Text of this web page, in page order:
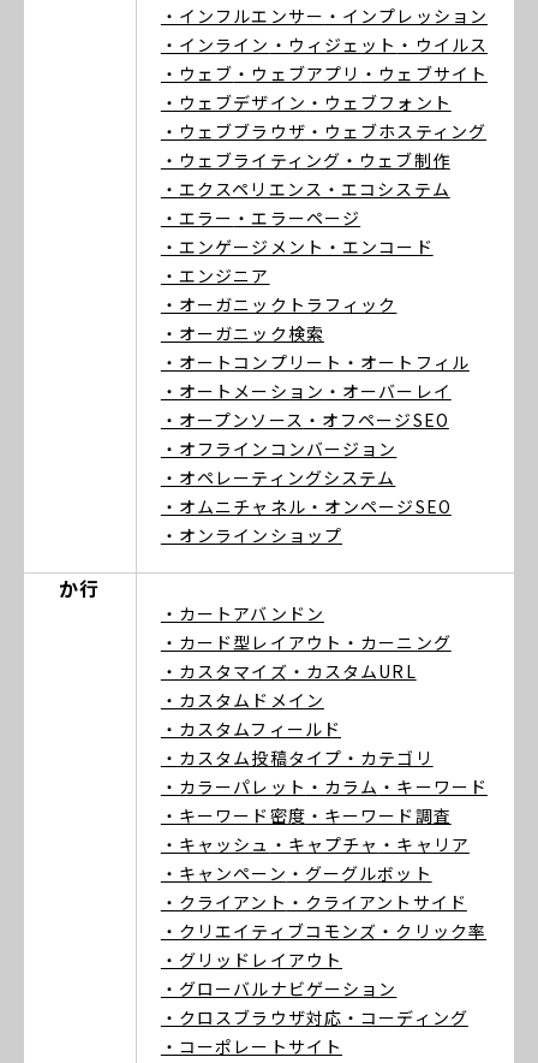
・インフルエンサー ・インプレッション
・インライン ・ウィジェット ・ウイルス
・ウェブ ・ウェブアプリ ・ウェブサイト
・ウェブデザイン ・ウェブフォント
・ウェブブラウザ ・ウェブホスティング
・ウェブライティング ・ウェブ制作
・エクスペリエンス ・エコシステム
・エラー ・エラーページ
・エンゲージメント ・エンコード
・エンジニア
・オーガニックトラフィック
・オーガニック検索
・オートコンプリート ・オートフィル
・オートメーション ・オーバーレイ
・オープンソース ・オフページSEO
・オフラインコンバージョン
・オペレーティングシステム
・オムニチャネル ・オンページSEO
・オンラインショップ
か行
・カートアバンドン
・カード型レイアウト ・カーニング
・カスタマイズ ・カスタムURL
・カスタムドメイン
・カスタムフィールド
・カスタム投稿タイプ ・カテゴリ
・カラーパレット ・カラム ・キーワード
・キーワード密度 ・キーワード調査
・キャッシュ ・キャプチャ ・キャリア
・キャンペーン ・グーグルボット
・クライアント ・クライアントサイド
・クリエイティブコモンズ ・クリック率
・グリッドレイアウト
・グローバルナビゲーション
・クロスブラウザ対応 ・コーディング
・コーポレートサイト